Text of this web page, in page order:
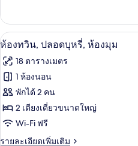
(Sky
Floor)
เกี่ยว
กับ
ห้อง
ทวิ
น,
ปลอด
บุหรี่
(Sky
Floor)
เปิด
ภาพถ่าย
ทั้งหมด
ของ
ห้อง
ทวิน,
45
ห้องทวิน, ปลอดบุหรี่, ห้องมุม
18 ตารางเมตร
1 ห้องนอน
พักได้ 2 คน
2 เตียงเดี่ยวขนาดใหญ่
Wi-Fi ฟรี
รายละเอียดเพิ่มเติม
ราย